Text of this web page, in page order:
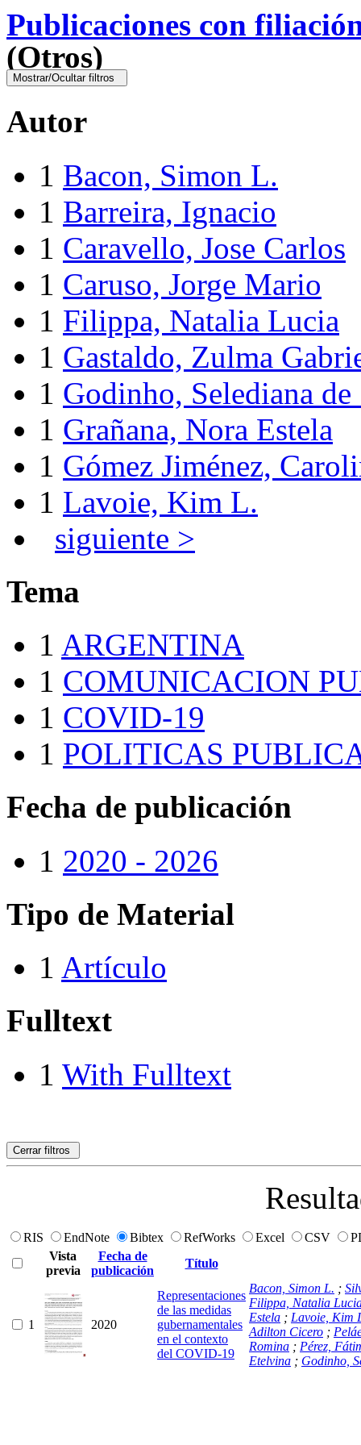
Publicaciones con
(Otros)
Autor
1 Bacon, Simon L.
1 Barreira, Ignacio
1 Caravello, Jose Carlos
1 Caruso, Jorge Mario
1 Filippa, Natalia Lucia
1 Gastaldo, Zulma
1 Godinho, Selediana de
1 Grañana, Nora Estela
1 Gómez Jiménez,
1 Lavoie, Kim L.
siguiente >
Tema
1 ARGENTINA
1 COMUNICACION
1 COVID-19
1 POLITICAS
Fecha de publicación
1 2020 - 2026
Tipo de Material
1 Artículo
Fulltext
1 With Fulltext
Cerrar filtros
RIS EndNote Bibtex RefWorks Excel CSV
Vista
previa
Fecha de
publicación
Título
1 2020
Representaciones
de las medidas
gubernamentales
en el contexto
del COVID-19
Bacon, Simon L. ;
Filippa, Natalia
Estela ; Lavoie, Kim
Adilton Cicero ;
Romina ; Pérez,
Etelvina ; Godinho,